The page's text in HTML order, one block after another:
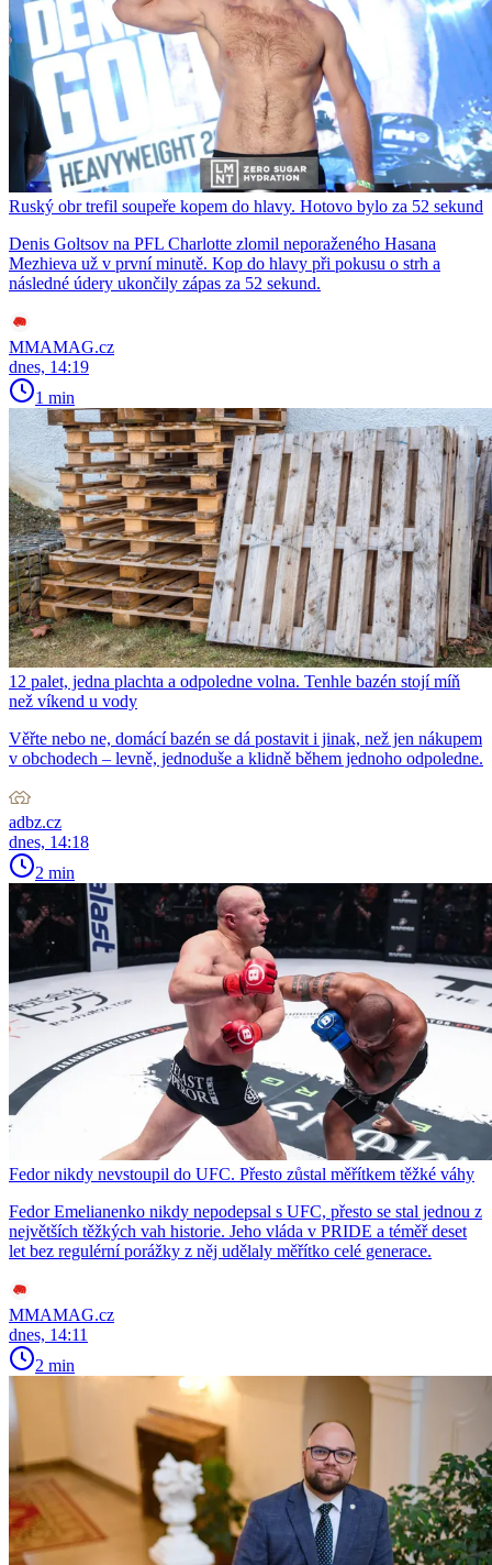
Ruský obr trefil soupeře kopem do hlavy. Hotovo bylo za 52 sekund
Denis Goltsov na PFL Charlotte zlomil neporaženého Hasana
Mezhieva už v první minutě. Kop do hlavy při pokusu o strh a
následné údery ukončily zápas za 52 sekund.
MMAMAG.cz
dnes, 14:19
1 min
12 palet, jedna plachta a odpoledne volna. Tenhle bazén stojí míň
než víkend u vody
Věřte nebo ne, domácí bazén se dá postavit i jinak, než jen nákupem
v obchodech – levně, jednoduše a klidně během jednoho odpoledne.
adbz.cz
dnes, 14:18
2 min
Fedor nikdy nevstoupil do UFC. Přesto zůstal měřítkem těžké váhy
Fedor Emelianenko nikdy nepodepsal s UFC, přesto se stal jednou z
největších těžkých vah historie. Jeho vláda v PRIDE a téměř deset
let bez regulérní porážky z něj udělaly měřítko celé generace.
MMAMAG.cz
dnes, 14:11
2 min